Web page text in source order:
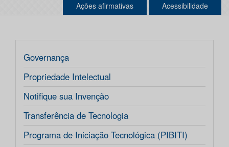
Ações afirmativas Acessibilidade
Governança
Propriedade Intelectual
Notifique sua Invenção
Transferência de Tecnologia
Programa de Iniciação Tecnológica (PIBITI)